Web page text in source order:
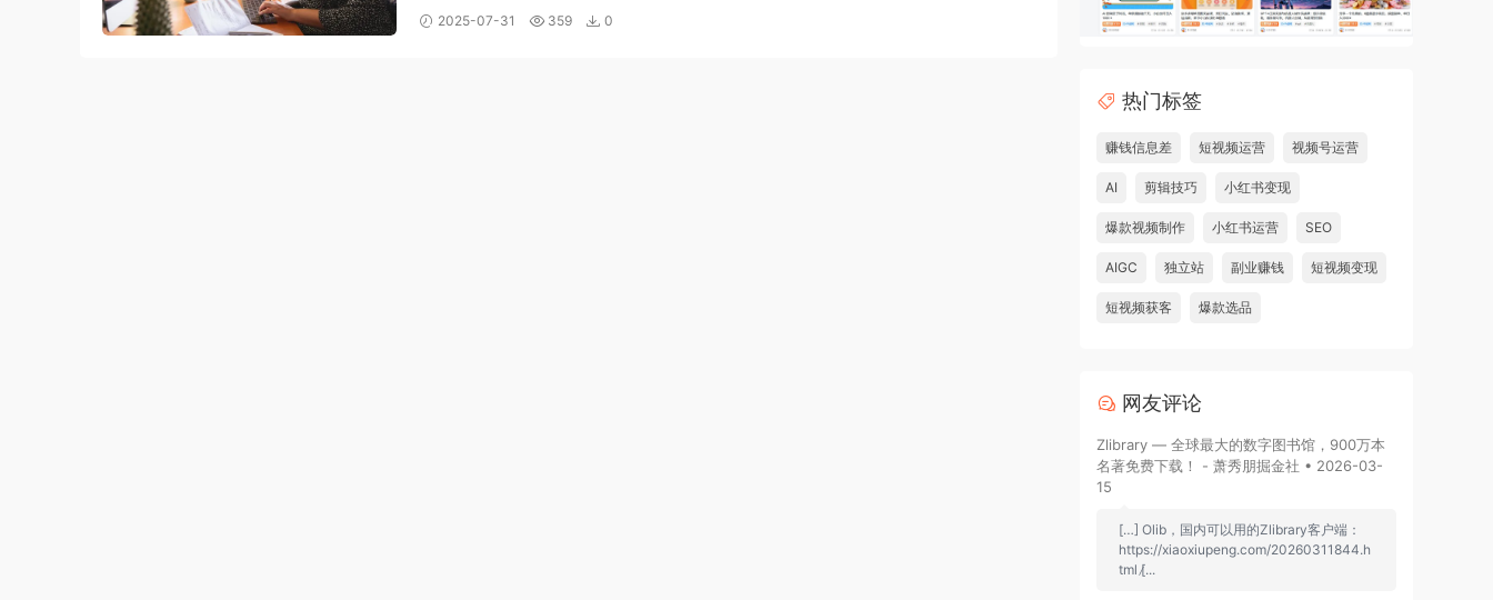
备到变现落地，手把手带你走完白板起号的全流程。实操课 1 会细致讲解实战工具的准备
2025-07-31 359 0
热门标签
赚钱信息差 短视频运营 视频号运营
AI 剪辑技巧 小红书变现
爆款视频制作 小红书运营 SEO
AIGC 独立站 副业赚钱 短视频变现
短视频获客 爆款选品
网友评论
Zlibrary — 全球最大的数字图书馆，900万本
名著免费下载！ - 萧秀朋掘金社 • 2026-03-
15
[…] Olib，国内可以用的Zlibrary客户端：
https://xiaoxiupeng.com/20260311844.h
tml [̷...